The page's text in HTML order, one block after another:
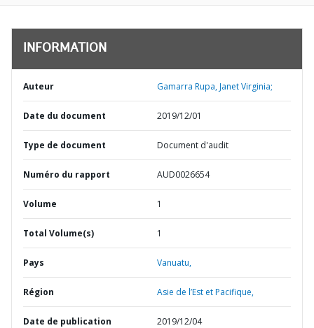
INFORMATION
Auteur Gamarra Rupa, Janet Virginia;
Date du document 2019/12/01
Type de document Document d'audit
Numéro du rapport AUD0026654
Volume 1
Total Volume(s) 1
Pays Vanuatu,
Région Asie de l’Est et Pacifique,
Date de publication 2019/12/04